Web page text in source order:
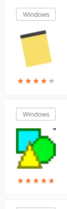
Windows
★★★★★
★★★★★
Windows
★★★★★
★★★★★